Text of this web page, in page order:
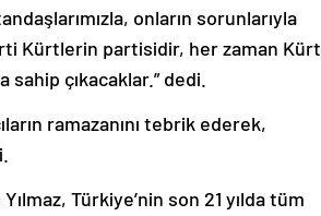
onların sorunlarıyla
Kürtlerin partisidir, her zaman Kürt
sahip çıkacaklar.” dedi.
ramazanını tebrik ederek,
Türkiye’nin son 21 yılda tüm